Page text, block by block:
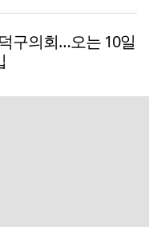
구의회…오는 10일